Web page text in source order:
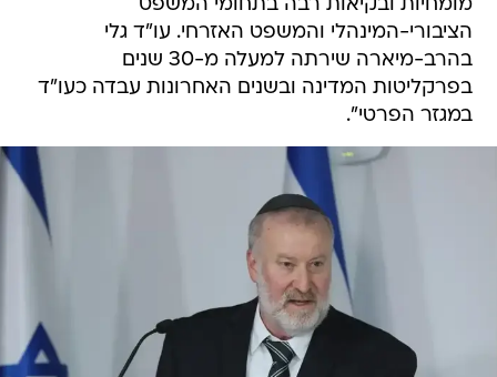
מומחיות ובקיאות רבה בתחומי המשפט
הציבורי-המינהלי והמשפט האזרחי. עו"ד גלי
בהרב-מיארה שירתה למעלה מ-30 שנים
בפרקליטות המדינה ובשנים האחרונות עבדה כעו"ד
במגזר הפרטי".